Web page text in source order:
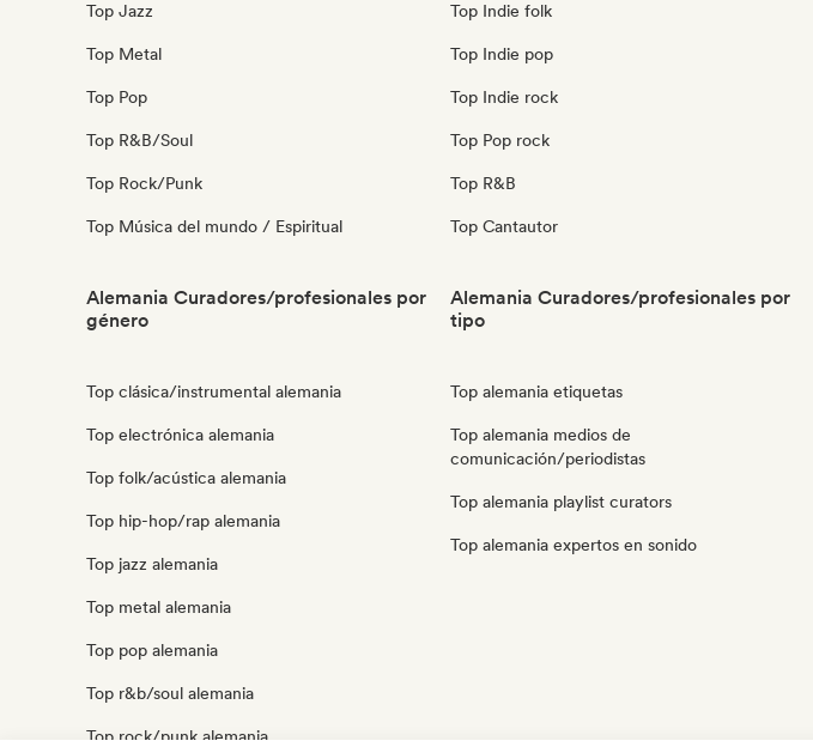
Top Jazz
Top Metal
Top Pop
Top R&B/Soul
Top Rock/Punk
Top Música del mundo / Espiritual
Top Indie folk
Top Indie pop
Top Indie rock
Top Pop rock
Top R&B
Top Cantautor
Alemania Curadores/profesionales por
género
Top clásica/instrumental alemania
Top electrónica alemania
Top folk/acústica alemania
Top hip-hop/rap alemania
Top jazz alemania
Top metal alemania
Top pop alemania
Top r&b/soul alemania
Top rock/punk alemania
Alemania Curadores/profesionales por
tipo
Top alemania etiquetas
Top alemania medios de
comunicación/periodistas
Top alemania playlist curators
Top alemania expertos en sonido